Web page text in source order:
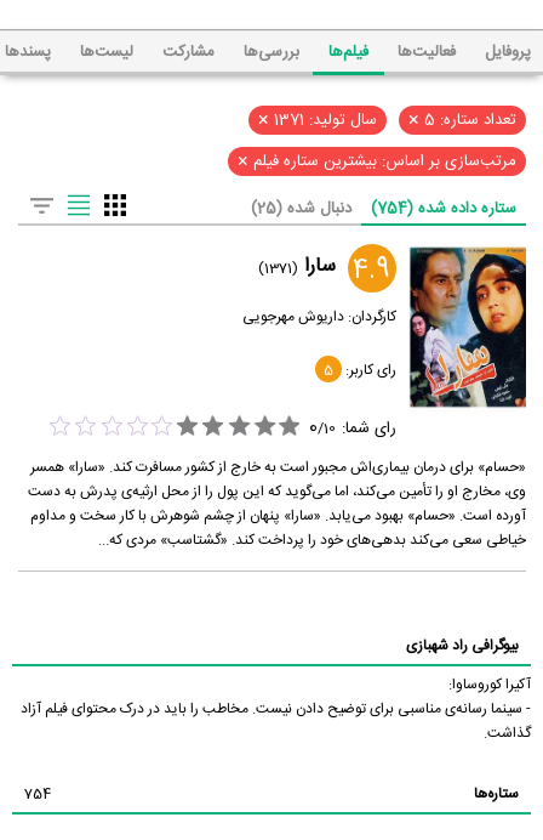
پروفایل فعالیت‌ها فیلم‌ها بررسی‌ها مشارکت لیست‌ها پسند‌ها
تعداد ستاره: 5 × سال تولید: 1371 ×
مرتب‌سازی بر اساس: بیشترین ستاره فیلم ×
ستاره داده شده (754) دنبال شده (25)
4.9 سارا (1371)
کارگردان:داریوش مهرجویی
رای کاربر: 5
رای شما: 0/10
«حسام» برای درمان بیماری‌اش مجبور است به خارج از کشور مسافرت کند. «سارا» همسر
وی، مخارج او را تأمین می‌کند، اما می‌گوید که این پول را از محل ارثیه‌ی پدرش به دست
آورده است. «حسام» بهبود می‌یابد. «سارا» پنهان از چشم شوهرش با کار سخت و مداوم
خیاطی سعی می‌کند بدهی‌های خود را پرداخت کند. «گشتاسب» مردی که...
بیوگرافی راد شهبازی
آکیرا کوروساوا:
- سینما رسانه‌ی مناسبی برای توضیح دادن نیست. مخاطب را باید در درک محتوای فیلم آزاد
گذاشت.
ستاره‌ها 754